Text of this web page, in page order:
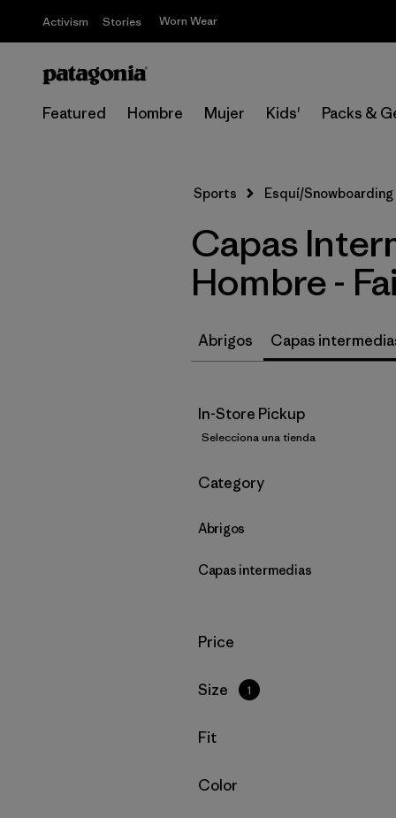
Activism Stories Worn Wear
Featured Hombre Mujer Kids' Packs &
Sports Esquí/Snowboarding
Capas
Hombre -
Abrigos Capas
In-Store Pickup
Selecciona una tienda
Filtrar por
Category
Abrigos
Capas intermedias
Filtrar por
Price
Filtrar por
Size 1
Filtrar por
Fit
Filtrar por
Color